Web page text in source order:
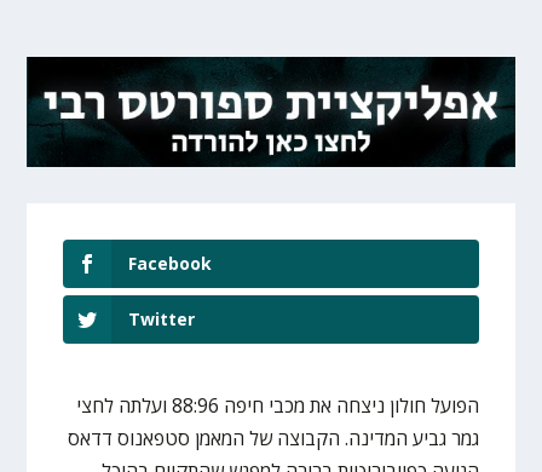
Facebook
Twitter
הפועל חולון ניצחה את מכבי חיפה 88:96 ועלתה לחצי
גמר גביע המדינה. הקבוצה של המאמן סטפאנוס דדאס